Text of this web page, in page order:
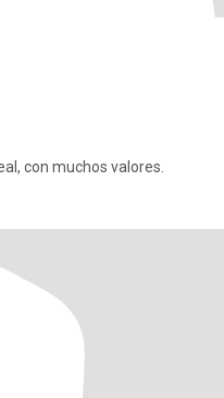
con muchos valores.